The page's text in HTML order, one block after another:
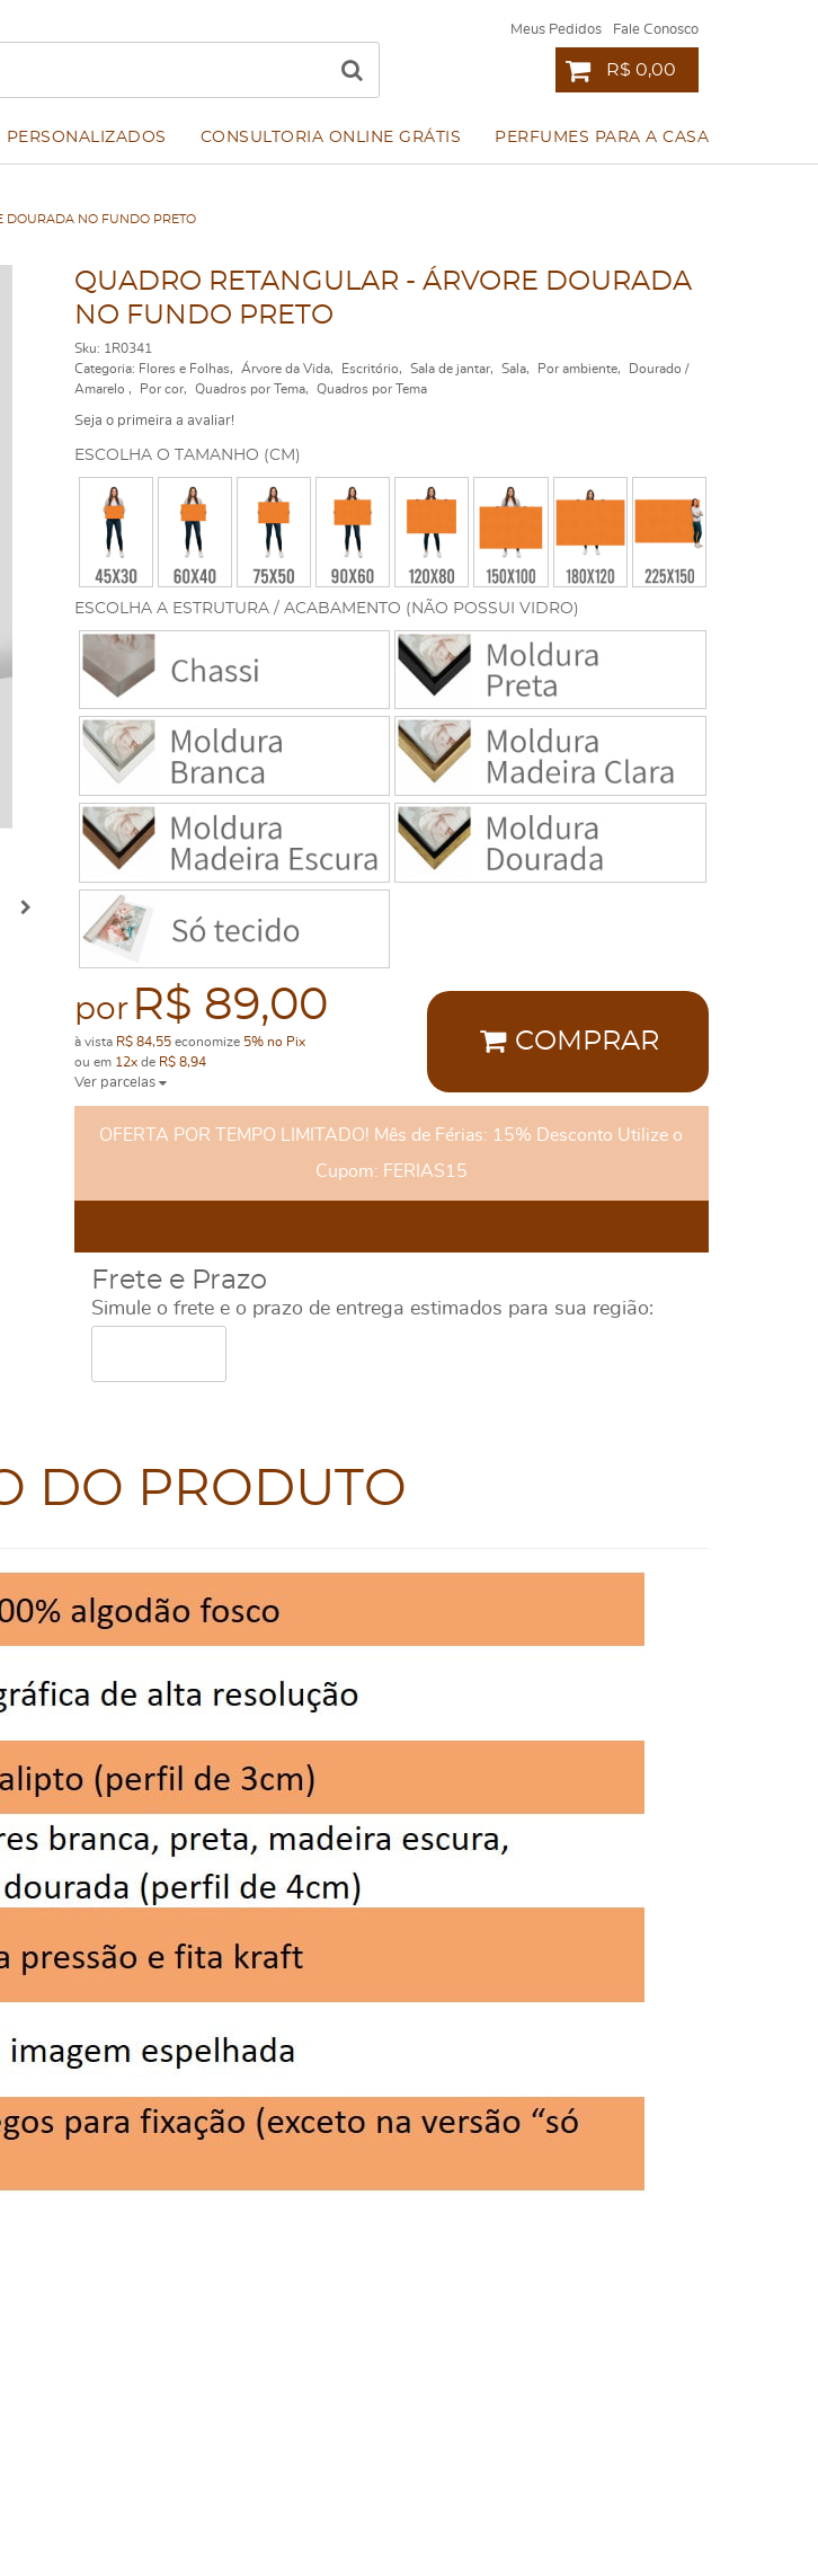
Meus Pedidos Fale Conosco
R$ 0,00
PERSONALIZADOS CONSULTORIA ONLINE GRÁTIS PERFUMES PARA A CASA
DOURADA NO FUNDO PRETO
QUADRO RETANGULAR - ÁRVORE DOURADA
NO FUNDO PRETO
Sku: 1R0341
Categoria: Flores e Folhas Árvore da Vida Escritório Sala de jantar Sala Por ambiente
Dourado /
Amarelo
Por cor Quadros por Tema Quadros por Tema
Seja o primeira a avaliar!
ESCOLHA A ESTRUTURA / ACABAMENTO (NÃO POSSUI VIDRO)
ESCOLHA O TAMANHO (CM)
por R$ 89,00
à vista R$ 84,55economize 5% no Pix
ou em 12xde R$ 8,94
Ver parcelas
COMPRAR
OFERTA POR TEMPO LIMITADO! Mês de Férias: 15% Desconto Utilize o
Cupom: FERIAS15
Frete e Prazo
Simule o frete e o prazo de entrega estimados para sua região:
DO PRODUTO